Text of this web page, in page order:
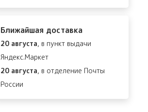
Vitamin
Tox
Cleansing
Oil
Ближайшая доставка
20 августа, в пункт выдачи
Яндекс.Маркет
20 августа, в отделение Почты
России